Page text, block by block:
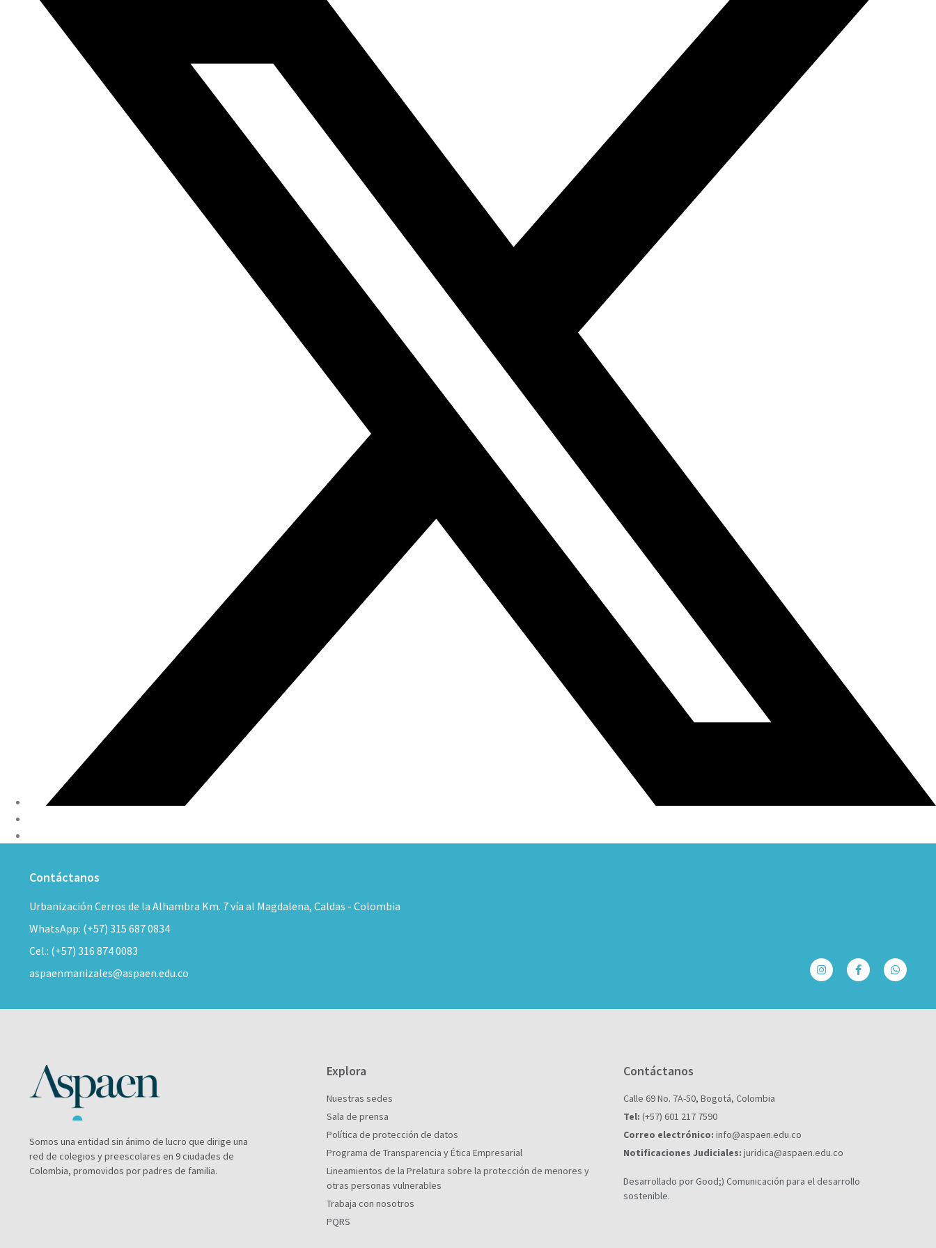
Contáctanos
Urbanización Cerros de la Alhambra Km. 7 vía al Magdalena, Caldas - Colombia
WhatsApp: (+57) 315 687 0834
Cel.: (+57) 316 874 0083
aspaenmanizales@aspaen.edu.co
Somos una entidad sin ánimo de lucro que dirige una
red de colegios y preescolares en 9 ciudades de
Colombia, promovidos por padres de familia.
Explora
Nuestras sedes
Sala de prensa
Política de protección de datos
Programa de Transparencia y Ética Empresarial
Lineamientos de la Prelatura sobre la protección de menores y
otras personas vulnerables
Trabaja con nosotros
PQRS
Contáctanos
Calle 69 No. 7A-50, Bogotá, Colombia
Tel: (+57) 601 217 7590
Correo electrónico: info@aspaen.edu.co
Notificaciones Judiciales: juridica@aspaen.edu.co
Desarrollado por Good;) Comunicación para el desarrollo
sostenible.